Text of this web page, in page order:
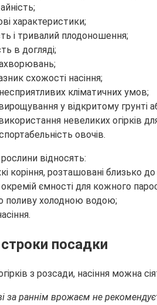
характеристики;
і тривалий плодоношення;
в догляді;
схожості насіння;
кліматичних умов;
у відкритому грунті
невеликих огірків
овочів.
відносять:
коріння, розташовані близько
окремій ємності для кожного
поливу холодною водою;
посадки
з розсади, насіння можна
за раннім врожаєм не